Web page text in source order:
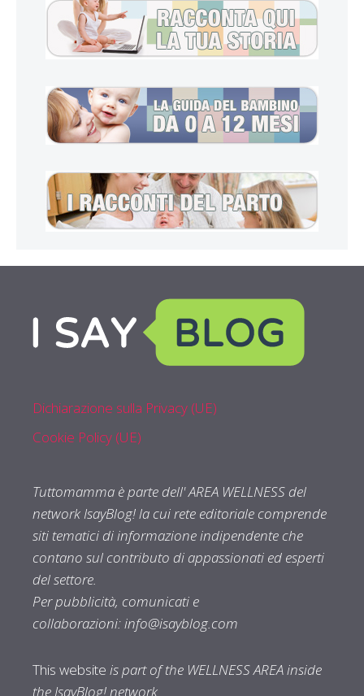
Dichiarazione sulla Privacy (UE)
Cookie Policy (UE)
Tuttomamma è parte dell' AREA WELLNESS del
network IsayBlog! la cui rete editoriale comprende
siti tematici di informazione indipendente che
contano sul contributo di appassionati ed esperti
del settore.
Per pubblicità, comunicati e
collaborazioni:info@isayblog.com
This website is part of the WELLNESS AREA inside
the IsayBlog! network